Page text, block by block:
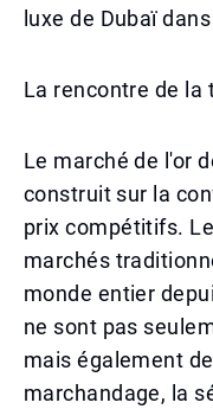
luxe de Dubaï
La rencontre de la
Le marché de l'or
construit sur la
prix compétitifs.
marchés
monde entier
ne sont pas
mais également
marchandage, la